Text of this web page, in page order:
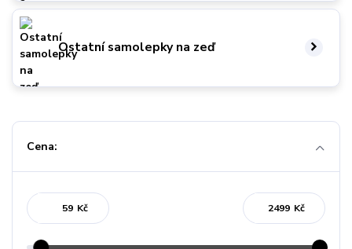
Ostatní samolepky na zeď
Cena:
Kč Kč